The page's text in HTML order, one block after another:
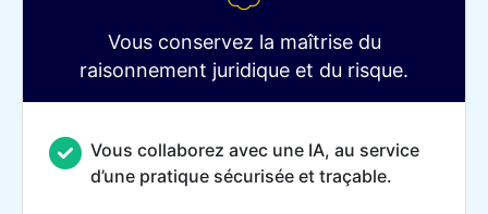
Vous conservez la maîtrise du
raisonnement juridique et du risque.
Vous collaborez avec une IA, au service
d’une pratique sécurisée et traçable.